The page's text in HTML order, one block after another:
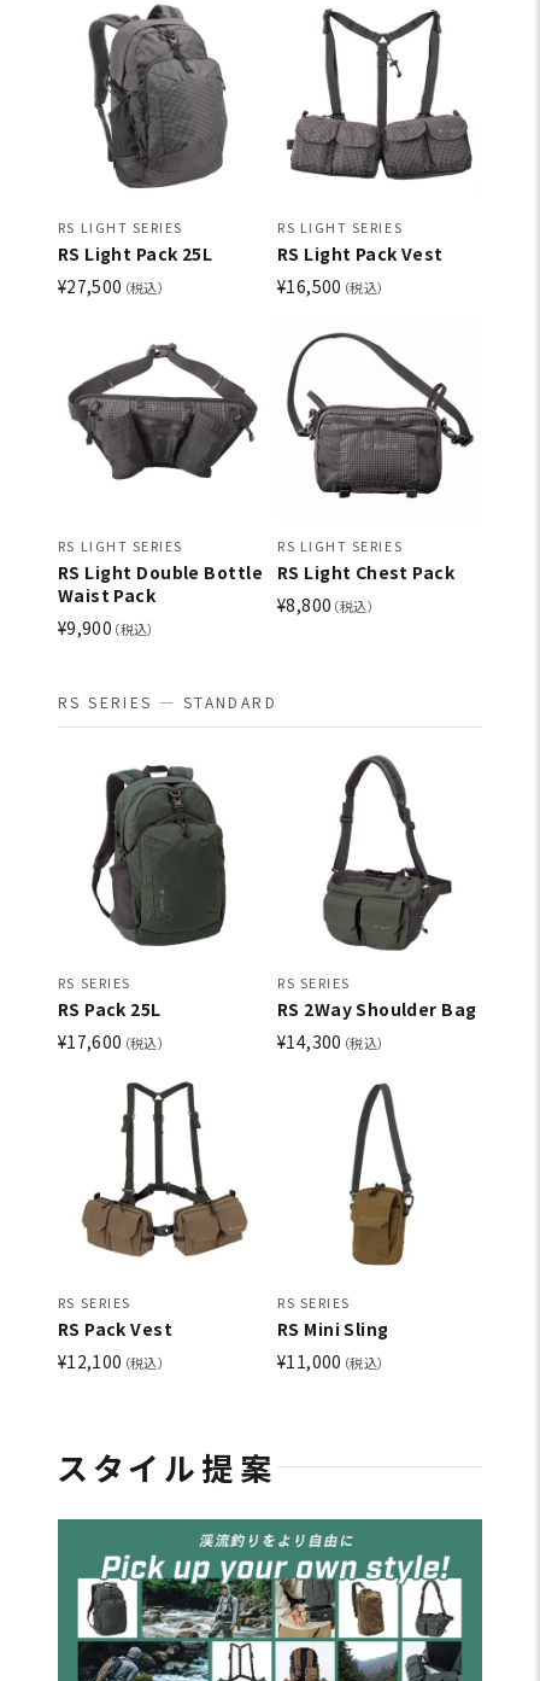
RS LIGHT SERIES
RS Light Pack 25L
¥27,500 （税込）
RS LIGHT SERIES
RS Light Pack Vest
¥16,500 （税込）
RS LIGHT SERIES
RS Light Double Bottle
Waist Pack
¥9,900 （税込）
RS LIGHT SERIES
RS Light Chest Pack
¥8,800 （税込）
RS SERIES — STANDARD
RS SERIES
RS Pack 25L
¥17,600 （税込）
RS SERIES
RS 2Way Shoulder Bag
¥14,300 （税込）
RS SERIES
RS Pack Vest
¥12,100 （税込）
RS SERIES
RS Mini Sling
¥11,000 （税込）
スタイル提案